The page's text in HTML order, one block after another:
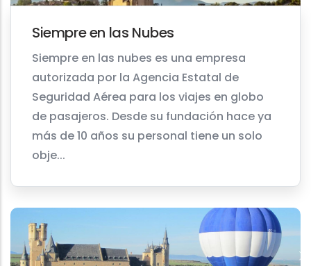
Siempre en las Nubes
Siempre en las nubes es una empresa
autorizada por la Agencia Estatal de
Seguridad Aérea para los viajes en globo
de pasajeros. Desde su fundación hace ya
más de 10 años su personal tiene un solo
obje...